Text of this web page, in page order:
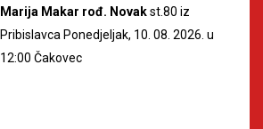
Marija Makar rođ. Novakst.80 iz
Pribislavca Ponedjeljak, 10. 08. 2026. u
12:00 Čakovec